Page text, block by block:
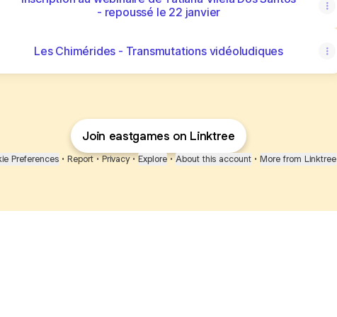
- repoussé le 22 janvier
Les Chimérides - Transmutations vidéoludiques
Join eastgames on Linktree
Preferences • Report • Privacy • Explore • About this account • More from Linktree